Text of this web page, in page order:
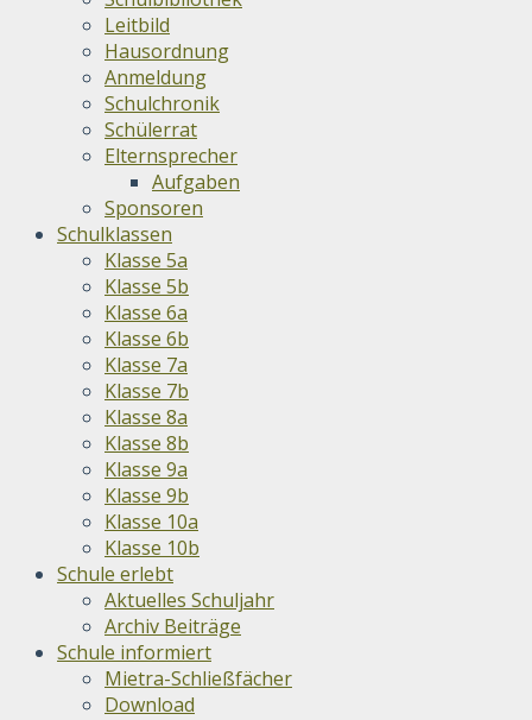
Leitbild
Hausordnung
Anmeldung
Schulchronik
Schülerrat
Elternsprecher
Aufgaben
Sponsoren
Schulklassen
Klasse 5a
Klasse 5b
Klasse 6a
Klasse 6b
Klasse 7a
Klasse 7b
Klasse 8a
Klasse 8b
Klasse 9a
Klasse 9b
Klasse 10a
Klasse 10b
Schule erlebt
Aktuelles Schuljahr
Archiv Beiträge
Schule informiert
Mietra-Schließfächer
Download